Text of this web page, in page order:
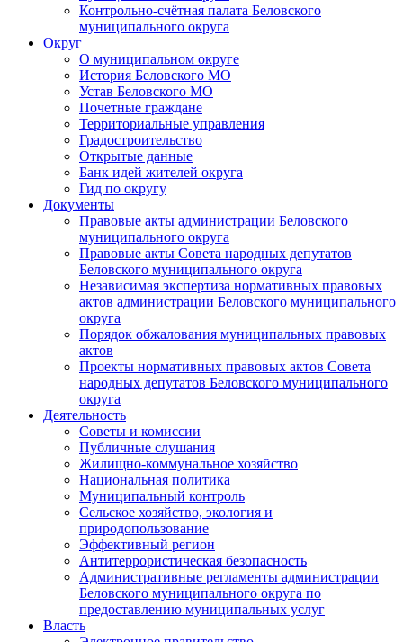
Контрольно-счётная палата Беловского
муниципального округа
Округ
О муниципальном округе
История Беловского МО
Устав Беловского МО
Почетные граждане
Территориальные управления
Градостроительство
Открытые данные
Банк идей жителей округа
Гид по округу
Документы
Правовые акты администрации Беловского
муниципального округа
Правовые акты Совета народных депутатов
Беловского муниципального округа
Независимая экспертиза нормативных правовых
актов администрации Беловского муниципального
округа
Порядок обжалования муниципальных правовых
актов
Проекты нормативных правовых актов Совета
народных депутатов Беловского муниципального
округа
Деятельность
Советы и комиссии
Публичные слушания
Жилищно-коммунальное хозяйство
Национальная политика
Муниципальный контроль
Сельское хозяйство, экология и
природопользование
Эффективный регион
Антитеррористическая безопасность
Административные регламенты администрации
Беловского муниципального округа по
предоставлению муниципальных услуг
Власть